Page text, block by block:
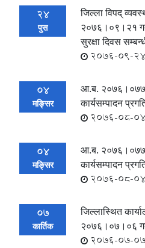
24
पुस
जिल्ला विपद्
२०७६।०९।२१
सुरक्षा दिवस
2076-09-24
04
मङ्सिर
आ.ब. २०७६।०७७
कार्यसम्पादन
2076-08-04
04
मङ्सिर
आ.ब. २०७६।०७७
कार्यसम्पादन
2076-08-04
07
कार्तिक
जिल्लास्थित
२०७६।०७।०६
2076-07-07